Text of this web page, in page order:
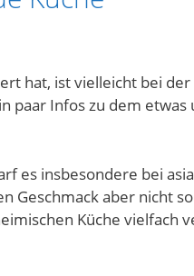
hat, ist vielleicht bei
paar Infos zu dem
es insbesondere bei
Geschmack aber nicht
Küche vielfach